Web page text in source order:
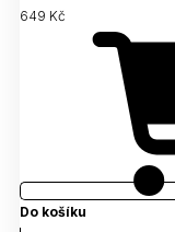
649 Kč
Do košíku